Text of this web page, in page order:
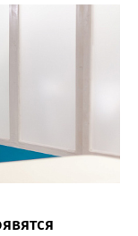
бомбоубежища из-
найти утечку,
авторские). Под
Елена
приходит к